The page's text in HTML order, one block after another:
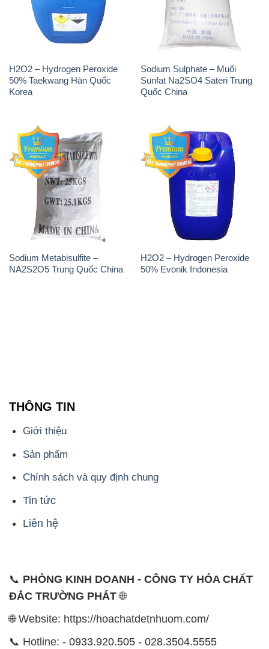
H2O2 – Hydrogen Peroxide
50% Taekwang Hàn Quốc
Korea
Sodium Sulphate – Muối
Sunfat Na2SO4 Sateri Trung
Quốc China
Sodium Metabisulfite –
NA2S2O5 Trung Quốc China
H2O2 – Hydrogen Peroxide
50% Evonik Indonesia
THÔNG TIN
Giới thiệu
Sản phẩm
Chính sách và quy định chung
Tin tức
Liên hệ
📞 PHÒNG KINH DOANH - CÔNG TY HÓA CHẤT
ĐẮC TRƯỜNG PHÁT🌐
🌐 Website: https://hoachatdetnhuom.com/
📞 Hotline: - 0933.920.505 - 028.3504.5555